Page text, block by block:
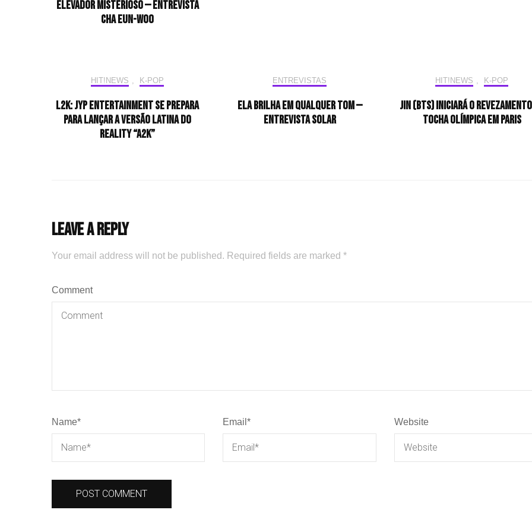
elevador misterioso — Entrevista
CHA EUN-WOO
HIT!NEWS K-POP
L2K: JYP Entertainment se prepara
para lançar a versão latina do
reality “A2K”
ENTREVISTAS
Ela brilha em qualquer tom —
Entrevista Solar
HIT!NEWS K-POP
Jin (BTS) iniciará o
tocha olímpica em Paris
Leave a Reply
Your email address will not be published. Required fields are marked *
Comment
Name* Email* Website